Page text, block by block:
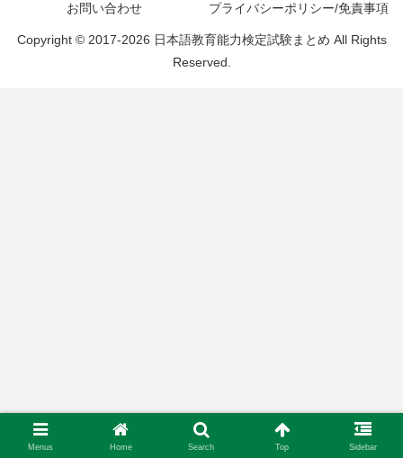
お問い合わせ プライバシーポリシー/免責事項
Copyright © 2017-2026 日本語教育能力検定試験まとめ All Rights
Reserved.
Menus Home Search Top Sidebar